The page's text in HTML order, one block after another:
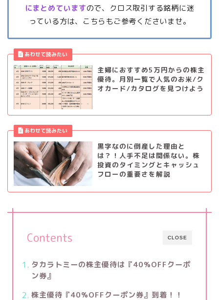
にまとめていますので、クロス取引する銘柄に迷
っている方は、こちらもご参考くださいませ。
主婦におすすめ5万円からの株主
優待。月別一覧で人気のお米/ク
オカード/カタログを見つけよう
黒字なのに倒産した理由と
は？！人手不足は関係ない。株
投資のタイミングとキャッシュ
フローの重要さを解説
CLOSE
Contents
タカラトミーの株主優待は『40%OFFクーポ
ン券』
株主優待『40%OFFクーポン券』到着！！